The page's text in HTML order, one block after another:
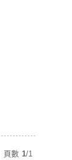
頁數 1/1